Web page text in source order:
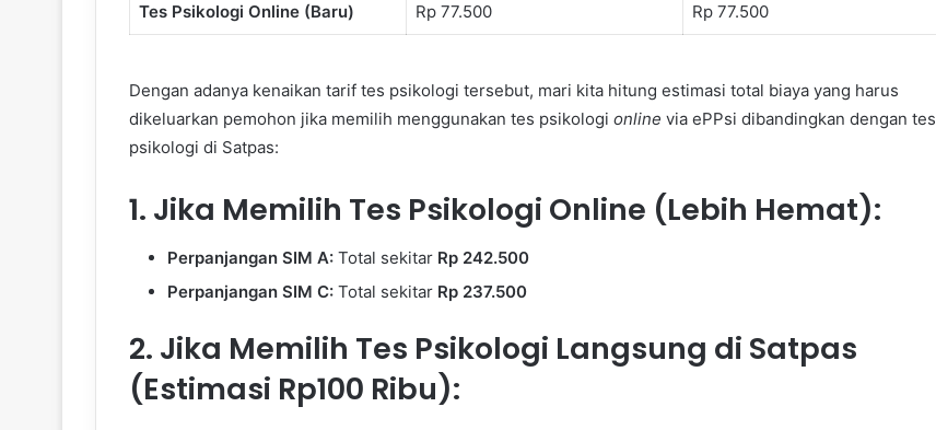
Tes Psikologi Online (Baru) Rp 77.500 Rp 77.500
Dengan adanya kenaikan tarif tes psikologi tersebut, mari kita hitung estimasi total biaya yang harus
dikeluarkan pemohon jika memilih menggunakan tes psikologi online via ePPsi dibandingkan dengan tes
psikologi di Satpas:
1. Jika Memilih Tes Psikologi Online (Lebih Hemat):
Perpanjangan SIM A: Total sekitar Rp 242.500
Perpanjangan SIM C: Total sekitar Rp 237.500
2. Jika Memilih Tes Psikologi Langsung di Satpas
(Estimasi Rp100 Ribu):